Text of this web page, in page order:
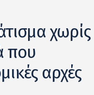
χωρίς
που
αρχές